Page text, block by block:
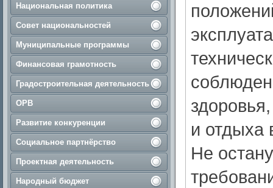
Национальная политика
Совет национальностей
Муниципальные программы
Финансовая грамотность
Градостроительная деятельность
ОРВ
Развитие конкуренции
Социальное партнёрство
Проектная деятельность
Народный бюджет
и отдыха
Не